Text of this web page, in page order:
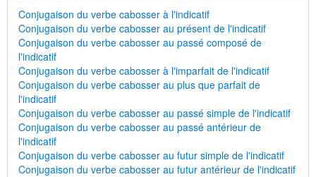
Conjugaison du verbe cabosser à l'indicatif
Conjugaison du verbe cabosser au présent de l'indicatif
Conjugaison du verbe cabosser au passé composé de
l'indicatif
Conjugaison du verbe cabosser à l'imparfait de l'indicatif
Conjugaison du verbe cabosser au plus que parfait de
l'indicatif
Conjugaison du verbe cabosser au passé simple de l'indicatif
Conjugaison du verbe cabosser au passé antérieur de
l'indicatif
Conjugaison du verbe cabosser au futur simple de l'indicatif
Conjugaison du verbe cabosser au futur antérieur de l'indicatif